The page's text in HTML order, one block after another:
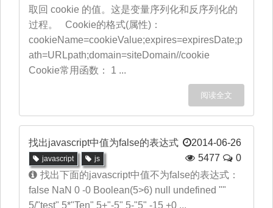
取回 cookie 的值。这是变量序列化和反序列化的
过程。 Cookie的格式(属性)：
cookieName=cookieValue;expires=expiresDate;p
ath=URLpath;domain=siteDomain//cookie
Cookie常用函数： 1 ...
阅读全文
找出javascript中值为false的表达式 2014-06-26
javascript js 5477
0
找出下面的javascript中值不为false的表达式：
false NaN 0 -0 Boolean(5>6) null undefined ""
5/"test" 5*"Ten" 5+"-5" 5-"5" -15 +0 ...